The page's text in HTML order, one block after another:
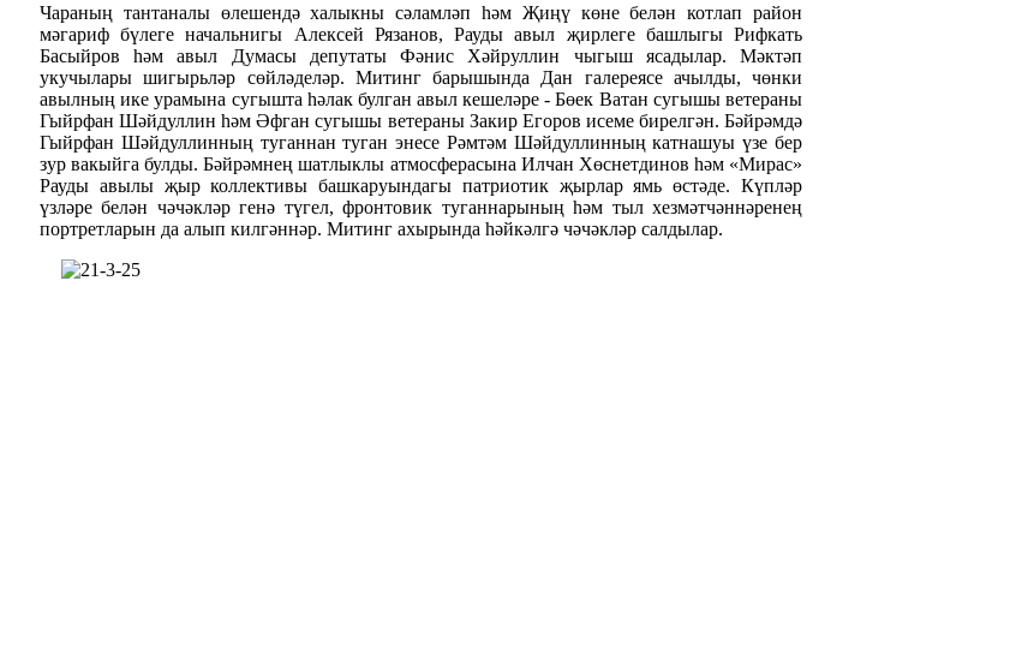
Чараның тантаналы өлешендә халыкны сәламләп һәм Җиңү көне белән котлап район
мәгариф бүлеге начальнигы Алексей Рязанов, Рауды авыл җирлеге башлыгы Рифкать
Басыйров һәм авыл Думасы депутаты Фәнис Хәйруллин чыгыш ясадылар. Мәктәп
укучылары шигырьләр сөйләделәр. Митинг барышында Дан галереясе ачылды, чөнки
авылның ике урамына сугышта һәлак булган авыл кешеләре - Бөек Ватан сугышы ветераны
Гыйрфан Шәйдуллин һәм Әфган сугышы ветераны Закир Егоров исеме бирелгән. Бәйрәмдә
Гыйрфан Шәйдуллинның туганнан туган энесе Рәмтәм Шәйдуллинның катнашуы үзе бер
зур вакыйга булды. Бәйрәмнең шатлыклы атмосферасына Илчан Хөснетдинов һәм «Мирас»
Рауды авылы җыр коллективы башкаруындагы патриотик җырлар ямь өстәде. Күпләр
үзләре белән чәчәкләр генә түгел, фронтовик туганнарының һәм тыл хезмәтчәннәренең
портретларын да алып килгәннәр. Митинг ахырында һәйкәлгә чәчәкләр салдылар.